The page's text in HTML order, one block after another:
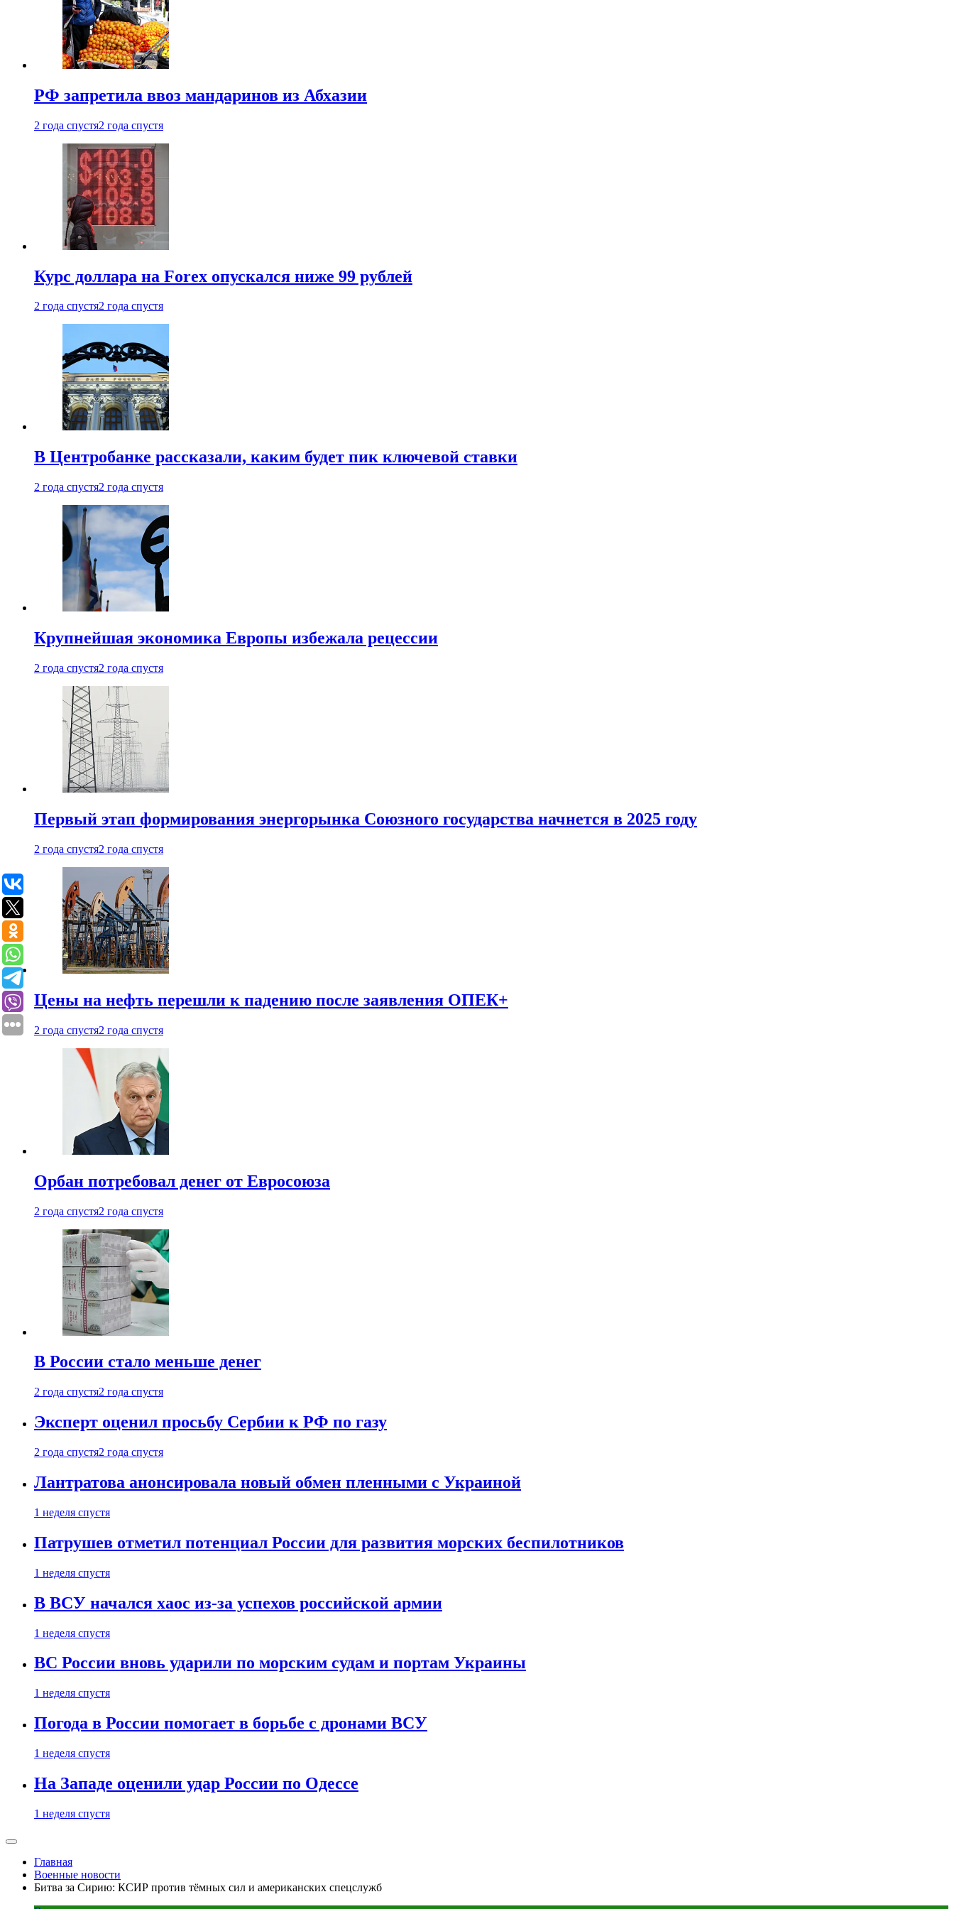
РФ запретила ввоз мандаринов из Абхазии
2 года спустя2 года спустя
Курс доллара на Forex опускался ниже 99 рублей
2 года спустя2 года спустя
В Центробанке рассказали, каким будет пик ключевой ставки
2 года спустя2 года спустя
Крупнейшая экономика Европы избежала рецессии
2 года спустя2 года спустя
Первый этап формирования энергорынка Союзного государства начнется в 2025 году
2 года спустя2 года спустя
Цены на нефть перешли к падению после заявления ОПЕК+
2 года спустя2 года спустя
Орбан потребовал денег от Евросоюза
2 года спустя2 года спустя
В России стало меньше денег
2 года спустя2 года спустя
Эксперт оценил просьбу Сербии к РФ по газу
2 года спустя2 года спустя
Лантратова анонсировала новый обмен пленными с Украиной
1 неделя спустя
Патрушев отметил потенциал России для развития морских беспилотников
1 неделя спустя
В ВСУ начался хаос из-за успехов российской армии
1 неделя спустя
ВС России вновь ударили по морским судам и портам Украины
1 неделя спустя
Погода в России помогает в борьбе с дронами ВСУ
1 неделя спустя
На Западе оценили удар России по Одессе
1 неделя спустя
Главная
Военные новости
Битва за Сирию: КСИР против тёмных сил и американских спецслужб